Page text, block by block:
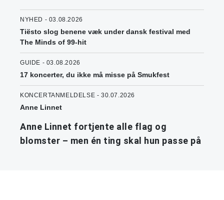
NYHED - 03.08.2026
Tiësto slog benene væk under dansk festival med
The Minds of 99-hit
GUIDE - 03.08.2026
17 koncerter, du ikke må misse på Smukfest
KONCERTANMELDELSE - 30.07.2026
Anne Linnet
Anne Linnet fortjente alle flag og
blomster – men én ting skal hun passe på